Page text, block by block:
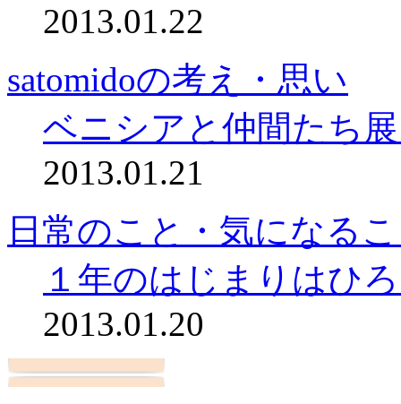
2013.01.22
satomidoの考え・思い
ベニシアと仲間たち
2013.01.21
日常のこと・気になる
１年のはじまりはひ
2013.01.20